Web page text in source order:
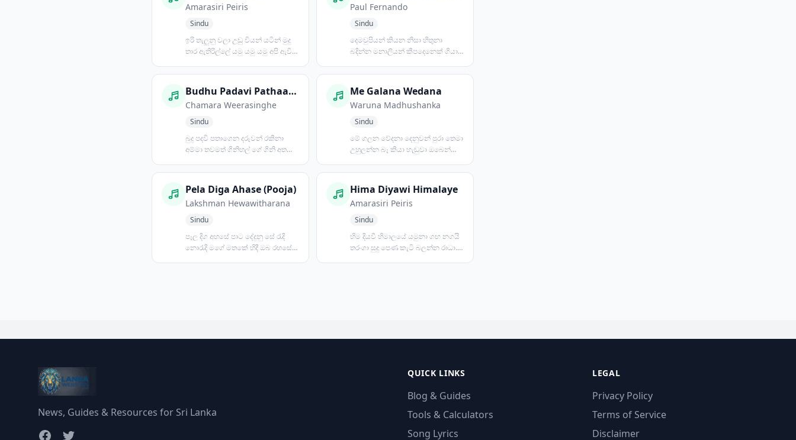
Amarasiri Peiris
Sindu
ඉරි තැලුනු වලා උඩු වියන් යටින් මුදු
තාර ඇතිරිල්ලේ යමු යමු යමු අපි ඇවිද
Paul Fernando
Sindu
දෙමවුපියන් කියන නිසා හිතුනා
බදින්න මනාලියන් කීපදෙනෙක් ගියා
Budhu Padavi Pathaagena
Chamara Weerasinghe
Sindu
බුදු පදවි පතාගෙන දරුවන් රකිනා
අම්මා තවමත් ගිනිහල් ගේ ගිනි අතරේ
Me Galana Wedana
Waruna Madhushanka
Sindu
මේ ගලන වේදනා දෙනුවන් පුරා තෙමා
උහුලන්න බෑ කියා හැඬුවා ඔබෙන්
Pela Diga Ahase (Pooja)
Lakshman Hewawitharana
Sindu
පෑල දිග අහසේ පාට දේදුනු සේ රැදි
නොරැදි මගේ මතකේ හිදී ඔබ රහසේ
Hima Diyawi Himalaye
Amarasiri Peiris
Sindu
හිම දියවී හිමාලයේ යමුනා ගඟ නගයි
තරංගා සුදු පෙණ කැටි බලන්න රාධා...
News, Guides & Resources for Sri Lanka
QUICK LINKS
Blog & Guides
Tools & Calculators
Song Lyrics
LEGAL
Privacy Policy
Terms of Service
Disclaimer